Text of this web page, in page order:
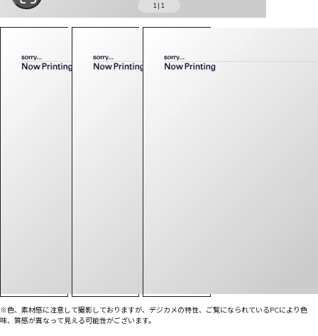
SOLD OUT
1 | 1
※色、素材感に注意して撮影しておりますが、デジカメの特性、ご覧になられているPCにより色
味、質感が異なって見える可能性がございます。